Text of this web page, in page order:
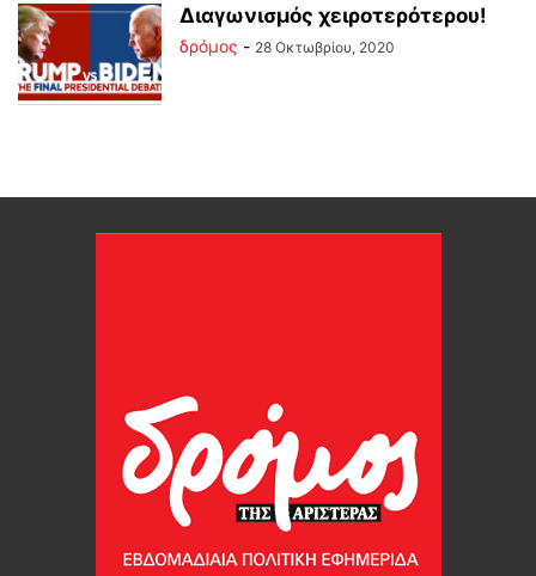
Διαγωνισμός χειροτερότερου!
δρόμος - 28 Οκτωβρίου, 2020